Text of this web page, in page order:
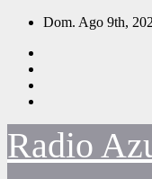
Saltar
contenido
Dom. Ago 9th,
Radio